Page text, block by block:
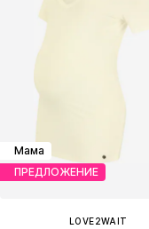
Мама
ПРЕДЛОЖЕНИЕ
LOVE2WAIT